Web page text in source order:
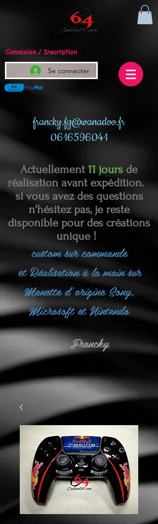
Connexion / Inscription
Se connecter
francky.fg@wanadoo.fr
0616596041
Actuellement11 jours de
réalisation avant expédition.
si vous avez des questions
n'hésitez pas, je reste
disponible pour des créations
unique !
custom sur commande
etRéalisation à la main sur
Manette d'origine Sony,
Microsoft et Nintendo
Francky